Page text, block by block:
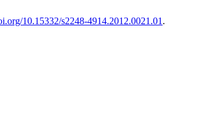
10.15332/s2248-4914.2012.0021.01 .